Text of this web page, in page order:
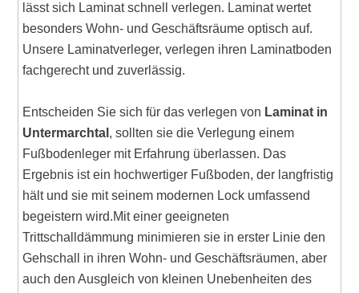
lässt sich Laminat schnell verlegen. Laminat wertet
besonders Wohn- und Geschäftsräume optisch auf.
Unsere Laminatverleger, verlegen ihren Laminatboden
fachgerecht und zuverlässig.
Entscheiden Sie sich für das verlegen von Laminat in
Untermarchtal , sollten sie die Verlegung einem
Fußbodenleger mit Erfahrung überlassen. Das
Ergebnis ist ein hochwertiger Fußboden, der langfristig
hält und sie mit seinem modernen Lock umfassend
begeistern wird.Mit einer geeigneten
Trittschalldämmung minimieren sie in erster Linie den
Gehschall in ihren Wohn- und Geschäftsräumen, aber
auch den Ausgleich von kleinen Unebenheiten des